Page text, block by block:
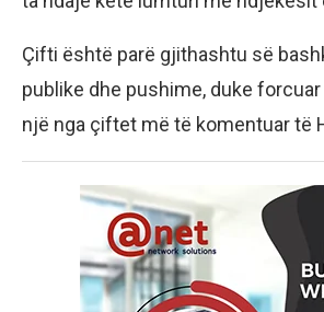
Çifti është parë gjithashtu së
publike dhe pushime, duke
një nga çiftet më të komentuar të